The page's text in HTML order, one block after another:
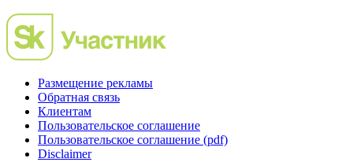
Размещение рекламы
Обратная связь
Клиентам
Пользовательское соглашение
Пользовательское соглашение (pdf)
Disclaimer